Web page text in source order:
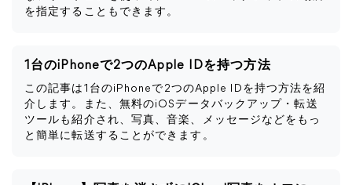
を指定することもできます。
1台のiPhoneで2つのApple IDを持つ方法
この記事は1台のiPhoneで2つのApple IDを持つ方法を紹
介します。また、無料のiOSデータバックアップ・転送
ツールも紹介され、写真、音楽、メッセージなどをもっ
と簡単に転送することができます。